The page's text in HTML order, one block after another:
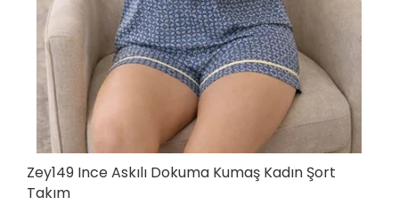
Zey149 Ince Askılı Dokuma Kumaş Kadın Şort
Takım